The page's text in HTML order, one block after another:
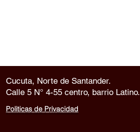
Cucuta, Norte de Santander.
Calle 5 N° 4-55 centro, barrio Latino.
Politicas de Privacidad